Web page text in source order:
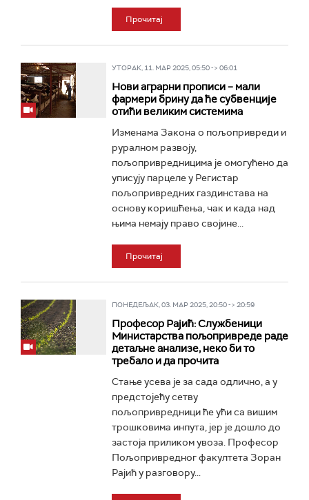
Прочитај
УТОРАК, 11. МАР 2025, 05:50 -> 06:01
Нови аграрни прописи – мали
фармери брину да ће субвенције
отићи великим системима
Изменама Закона о пољопривреди и
руралном развоју,
пољопривредницима је омогућено да
уписују парцеле у Регистар
пољопривредних газдинстава на
основу коришћења, чак и када над
њима немају право својине...
Прочитај
ПОНЕДЕЉАК, 03. МАР 2025, 20:50 -> 20:59
Професор Рајић: Службеници
Министарства пољопривреде раде
детаљне анализе, неко би то
требало и да прочита
Стање усева је за сада одлично, а у
предстојећу сетву
пољопривредници ће ући са вишим
трошковима инпута, јер је дошло до
застоја приликом увоза. Професор
Пољопривредног факултета Зоран
Рајић у разговору...